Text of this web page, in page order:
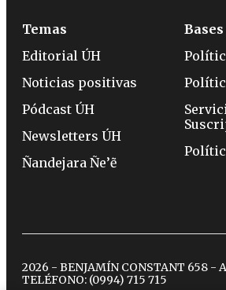
Temas
Editorial ÚH
Noticias positivas
Pódcast ÚH
Newsletters ÚH
Ñandejara Ñe’ẽ
2026 - BENJAMÍN CONSTANT 658 -
TELÉFONO: (0994) 715 715